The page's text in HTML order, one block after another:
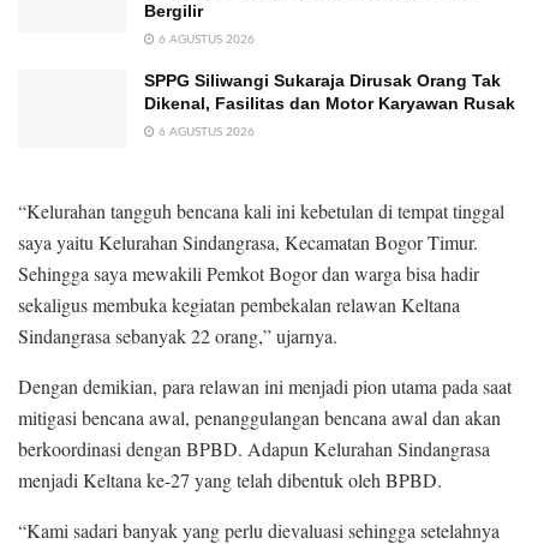
Bergilir
6 AGUSTUS 2026
SPPG Siliwangi Sukaraja Dirusak Orang Tak
Dikenal, Fasilitas dan Motor Karyawan Rusak
6 AGUSTUS 2026
“Kelurahan tangguh bencana kali ini kebetulan di tempat tinggal
saya yaitu Kelurahan Sindangrasa, Kecamatan Bogor Timur.
Sehingga saya mewakili Pemkot Bogor dan warga bisa hadir
sekaligus membuka kegiatan pembekalan relawan Keltana
Sindangrasa sebanyak 22 orang,” ujarnya.
Dengan demikian, para relawan ini menjadi pion utama pada saat
mitigasi bencana awal, penanggulangan bencana awal dan akan
berkoordinasi dengan BPBD. Adapun Kelurahan Sindangrasa
menjadi Keltana ke-27 yang telah dibentuk oleh BPBD.
“Kami sadari banyak yang perlu dievaluasi sehingga setelahnya